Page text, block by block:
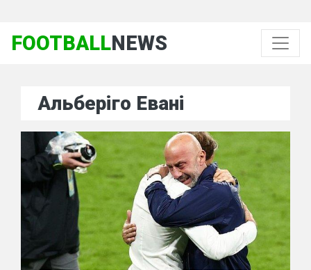
FOOTBALLNEWS
Альберіго Евані